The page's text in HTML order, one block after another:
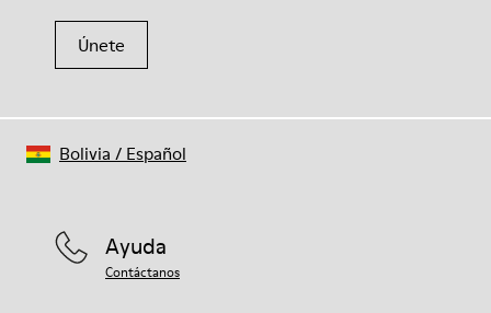
Únete
Ayuda
Contáctanos
Bolivia / Español